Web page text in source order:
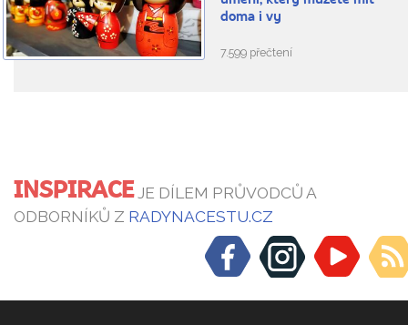
doma i vy
7.599 přečtení
INSPIRACEJE DÍLEM PRŮVODCŮ A
ODBORNÍKŮ Z RADYNACESTU.CZ